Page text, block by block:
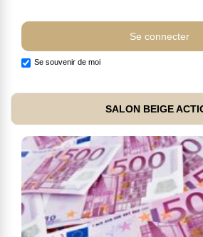
Se souvenir de moi
SALON BEIGE